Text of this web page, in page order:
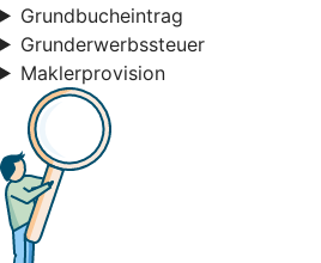
Grundbucheintrag
Grunderwerbssteuer
Maklerprovision